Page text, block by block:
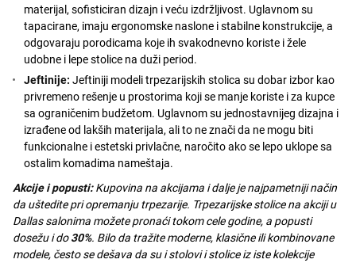
materijal, sofisticiran dizajn i veću izdržljivost. Uglavnom su
tapacirane, imaju ergonomske naslone i stabilne konstrukcije, a
odgovaraju porodicama koje ih svakodnevno koriste i žele
udobne i lepe stolice na duži period.
Jeftinije: Jeftiniji modeli trpezarijskih stolica su dobar izbor kao
privremeno rešenje u prostorima koji se manje koriste i za kupce
sa ograničenim budžetom. Uglavnom su jednostavnijeg dizajna i
izrađene od lakših materijala, ali to ne znači da ne mogu biti
funkcionalne i estetski privlačne, naročito ako se lepo uklope sa
ostalim komadima nameštaja.
Akcije i popusti:Kupovina na akcijama i dalje je najpametniji način
da uštedite pri opremanju trpezarije. Trpezarijske stolice na akciji u
Dallas salonima možete pronaći tokom cele godine, a popusti
dosežu i do30%. Bilo da tražite moderne, klasične ili kombinovane
modele, često se dešava da su i stolovi i stolice iz iste kolekcije